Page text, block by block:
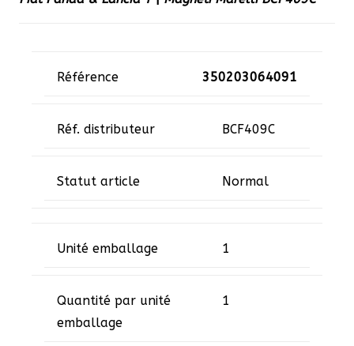
500,
Marelli
Référence 350203064091
Réf. distributeur BCF409C
Statut article Normal
Unité emballage 1
Quantité par unité
emballage
1